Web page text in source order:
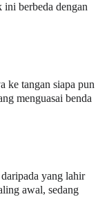
berbeda dengan
ke tangan siapa pun
menguasai benda
yang lahir
awal, sedang